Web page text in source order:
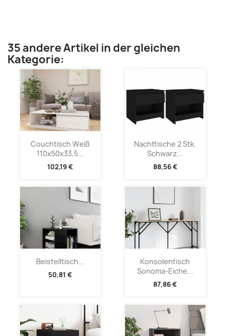
35 andere Artikel in der gleichen
Kategorie:
Couchtisch Weiß
110x50x33,5...
102,19 €
Nachttische 2 Stk.
Schwarz...
88,56 €
Beistelltisch...
50,81 €
Konsolentisch
Sonoma-Eiche...
87,86 €